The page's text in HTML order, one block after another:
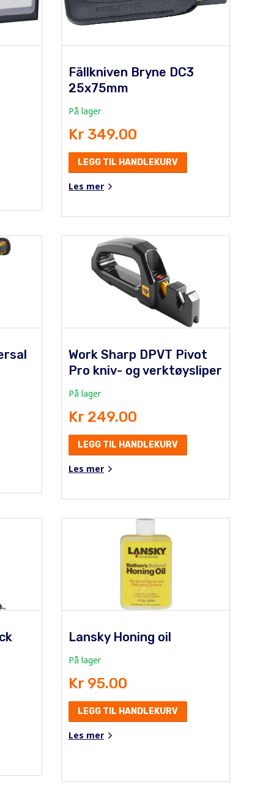
Fällkniven Bryne DC3
25x75mm
På lager
Kr 349.00
LEGG TIL HANDLEKURV
Les mer
Work Sharp DPVT Pivot
Pro kniv- og verktøysliper
På lager
Kr 249.00
LEGG TIL HANDLEKURV
Les mer
Lansky Honing oil
På lager
Kr 95.00
LEGG TIL HANDLEKURV
Les mer